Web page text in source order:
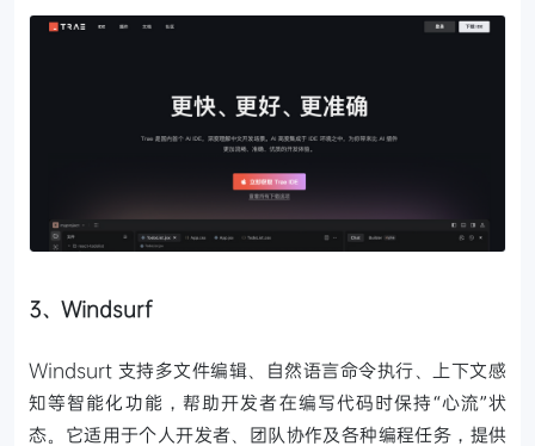
3、Windsurf
Windsurt 支持多文件编辑、自然语言命令执行、上下文感
知等智能化功能，帮助开发者在编写代码时保持“心流”状
态。它适用于个人开发者、团队协作及各种编程任务，提供